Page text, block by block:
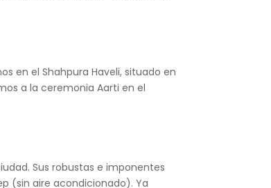
en el Shahpura Haveli, situado en
a la ceremonia Aarti en el
Sus robustas e imponentes
(sin aire acondicionado). Ya